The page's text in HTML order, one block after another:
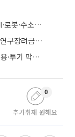
현대차 새만금 9조 투자효과 키우려면…AI·로봇·수소 공공기관 집적화 시급
전북대 이건희 박사과정생, 한국연구재단 연구장려금 선정
전주시, 농지 8582필지 심층조사…불법전용·투기 막는다
추가취재 원해요
0